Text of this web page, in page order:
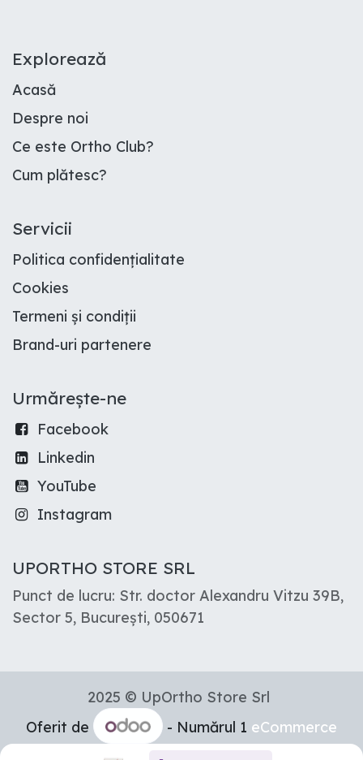
E​xplorează
Acasă
Despre noi
Ce este Ortho Club?
Cum plătesc?
Servicii
Politica confidențialitate
Cookies
Termeni și condiții
Brand-uri partenere
Urmărește-ne
Facebook
Linkedin
YouTube
Instagram
UPORTHO STORE SRL
Punct de lucru: Str. doctor Alexandru Vitzu 39B,
Sector 5, București, 050671
2025 © UpOrtho Store Srl
Oferit de
- Numărul 1 eCommerce
Open Source